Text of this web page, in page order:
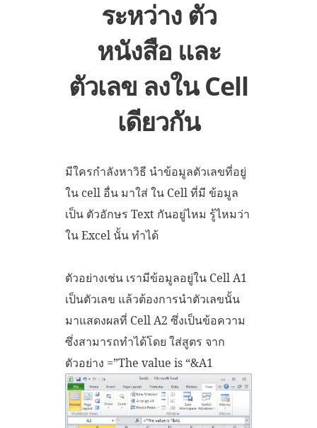
ระหว่าง ตัว
หนังสือ และ
ตัวเลข ลงใน Cell
เดียวกัน
มีใครกำลังหาวิธี นำข้อมูลตัวเลขที่อยู่
ใน cell อื่น มาใส่ ใน Cell ที่มี ข้อมูล
เป็น ตัวอักษร Text กันอยู่ไหม รู้ไหมว่า
ใน Excel นั้น ทำได้
ตัวอย่างเช่น เรามีข้อมูลอยู่ใน Cell A1
เป็นตัวเลข แล้วต้องการนำตัวเลขนั้น
มาแสดงผลที่ Cell A2 ซึ่งเป็นข้อความ
ซึ่งสามารถทำได้โดย ใส่สูตร จาก
ตัวอย่าง =”The value is “&A1